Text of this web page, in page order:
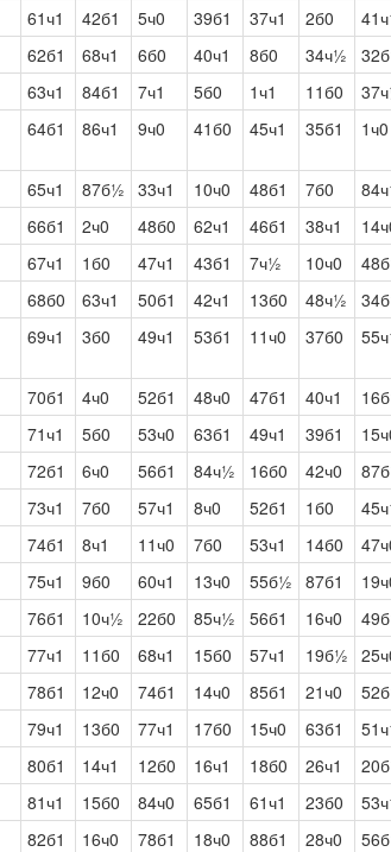
61ч1 42б1 5ч0 39б1 37ч1 2б0
62б1 68ч1 6б0 40ч1 8б0 34ч½
63ч1 84б1 7ч1 5б0 1ч1 11б0
64б1 86ч1 9ч0 41б0 45ч1 35б1 1ч0
65ч1 87б½ 33ч1 10ч0 48б1 7б0
66б1 2ч0 48б0 62ч1 46б1 38ч1
67ч1 1б0 47ч1 43б1 7ч½ 10ч0
68б0 63ч1 50б1 42ч1 13б0 48ч½
69ч1 3б0 49ч1 53б1 11ч0 37б0
70б1 4ч0 52б1 48ч0 47б1 40ч1
71ч1 5б0 53ч0 63б1 49ч1 39б1
72б1 6ч0 56б1 84ч½ 16б0 42ч0
73ч1 7б0 57ч1 8ч0 52б1 1б0
74б1 8ч1 11ч0 7б0 53ч1 14б0
75ч1 9б0 60ч1 13ч0 55б½ 87б1
76б1 10ч½ 22б0 85ч½ 56б1 16ч0
77ч1 11б0 68ч1 15б0 57ч1 19б½
78б1 12ч0 74б1 14ч0 85б1 21ч0
79ч1 13б0 77ч1 17б0 15ч0 63б1
80б1 14ч1 12б0 16ч1 18б0 26ч1
81ч1 15б0 84ч0 65б1 61ч1 23б0
82б1 16ч0 78б1 18ч0 88б1 28ч0